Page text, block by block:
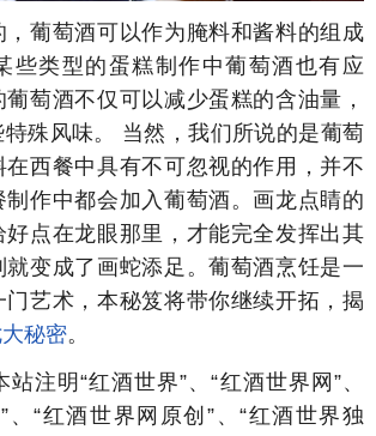
，葡萄酒可以作为腌料和酱料的组成
些类型的蛋糕制作中葡萄酒也有应
萄酒不仅可以减少蛋糕的含油量，
殊风味。 当然，我们所说的是葡萄
西餐中具有不可忽视的作用，并不
制作中都会加入葡萄酒。画龙点睛的
好点在龙眼那里，才能完全发挥出其
就变成了画蛇添足。葡萄酒烹饪是一
门艺术，本秘笈将带你继续开拓，揭
秘密。
注明“红酒世界”、“红酒世界网”、
、“红酒世界网原创”、“红酒世界独